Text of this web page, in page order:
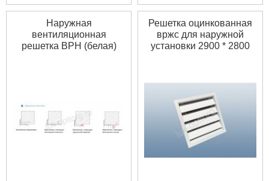
Наружная
вентиляционная
решетка ВРН (белая)
Решетка оцинкованная
вржс для наружной
установки 2900 * 2800